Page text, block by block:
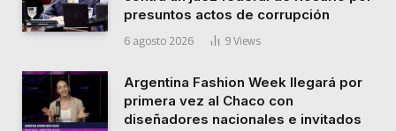
presuntos actos de corrupción
6 agosto 2026 9 Views
Argentina Fashion Week llegará por
primera vez al Chaco con
diseñadores nacionales e invitados